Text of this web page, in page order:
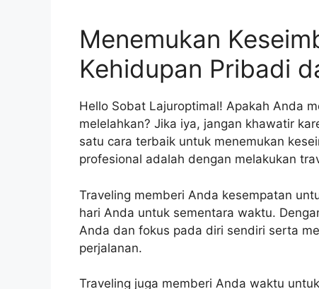
Menemukan
Kehidupan Pribadi
Hello Sobat Lajuroptimal! Apakah Anda
melelahkan? Jika iya, jangan khawatir
satu cara terbaik untuk menemukan
profesional adalah dengan melakukan
Traveling memberi Anda kesempatan
hari Anda untuk sementara waktu.
Anda dan fokus pada diri sendiri serta
perjalanan.
Traveling juga memberi Anda waktu